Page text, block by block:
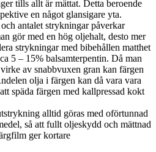
tills allt är mättat. Detta beroende
en något glansigare yta.
antalet strykningar påverkar
gör med en hög oljehalt, desto mer
strykningar med bibehållen matthet
5 – 15% balsamterpentin. Då man
av snabbvuxen gran kan färgen
olja i färgen kan då vara vara
späda färgen med kallpressad kokt
alltid göras med oförtunnad
så att fullt oljeskydd och mättnad
ger kortare